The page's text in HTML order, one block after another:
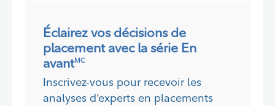
Éclairez vos décisions de
placement avec la série En
avantMC
Inscrivez-vous pour recevoir les
analyses d’experts en placements